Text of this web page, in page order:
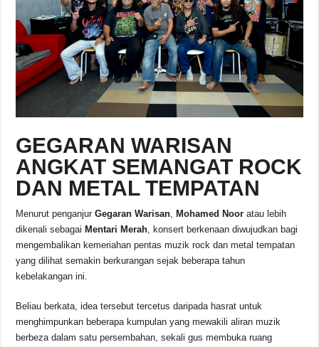
GEGARAN WARISAN
ANGKAT SEMANGAT ROCK
DAN METAL TEMPATAN
Menurut penganjurGegaran Warisan, Mohamed Noor atau lebih
dikenali sebagai Mentari Merah, konsert berkenaan diwujudkan bagi
mengembalikan kemeriahan pentas muzik rock dan metal tempatan
yang dilihat semakin berkurangan sejak beberapa tahun
kebelakangan ini.
Beliau berkata, idea tersebut tercetus daripada hasrat untuk
menghimpunkan beberapa kumpulan yang mewakili aliran muzik
berbeza dalam satu persembahan, sekali gus membuka ruang